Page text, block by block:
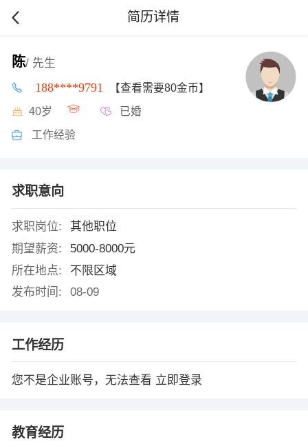
简历详情
陈/ 先生
188****9791 【查看需要80金币】
40岁 已婚
工作经验
求职意向
求职岗位:
其他职位
期望薪资:
5000-8000元
所在地点:
不限区域
发布时间:
08-09
工作经历
您不是企业账号，无法查看 立即登录
教育经历